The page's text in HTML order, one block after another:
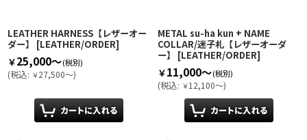
LEATHER HARNESS【レザーオー
ダー】
[LEATHER/ORDER]
￥25,000～(税別)
(税込: ￥27,500～)
METAL su-ha kun + NAME
COLLAR/迷子札【レザーオーダ
ー】
[LEATHER/ORDER]
￥11,000～(税別)
(税込: ￥12,100～)